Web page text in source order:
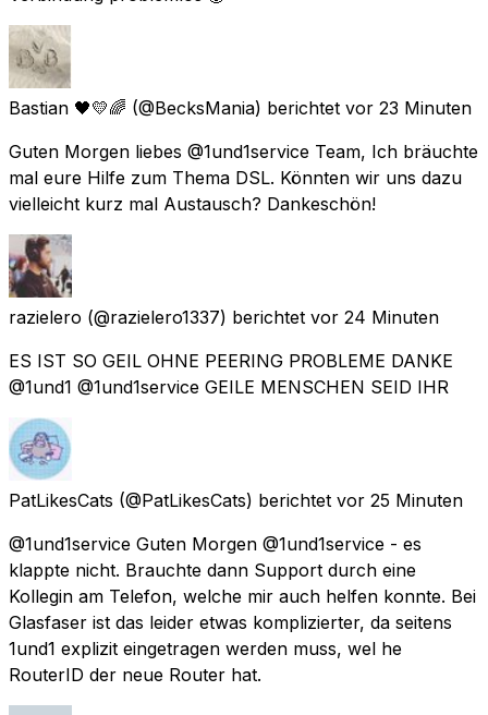
Bastian 🖤💛🌈 (@BecksMania) berichtet vor 23 Minuten
Guten Morgen liebes @1und1service Team, Ich bräuchte
mal eure Hilfe zum Thema DSL. Könnten wir uns dazu
vielleicht kurz mal Austausch? Dankeschön!
razielero (@razielero1337) berichtet vor 24 Minuten
ES IST SO GEIL OHNE PEERING PROBLEME DANKE
@1und1 @1und1service GEILE MENSCHEN SEID IHR
PatLikesCats (@PatLikesCats) berichtet vor 25 Minuten
@1und1service Guten Morgen @1und1service - es
klappte nicht. Brauchte dann Support durch eine
Kollegin am Telefon, welche mir auch helfen konnte. Bei
Glasfaser ist das leider etwas komplizierter, da seitens
1und1 explizit eingetragen werden muss, wel he
RouterID der neue Router hat.